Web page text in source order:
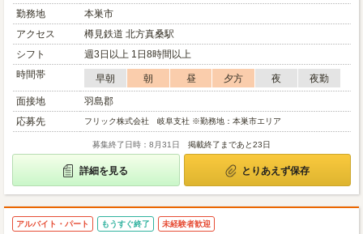
勤務地
本巣市
アクセス
樽見鉄道 北方真桑駅
シフト
週3日以上 1日8時間以上
時間帯
早朝 朝 昼 夕方 夜
夜勤
面接地
羽島郡
応募先
フリック株式会社 岐阜支社 ※勤務地：本巣市エリア
募集終了日時：8月31日 掲載終了まであと23日
詳細を見る とりあえず保存
アルバイト・パート もうすぐ終了 未経験者歓迎